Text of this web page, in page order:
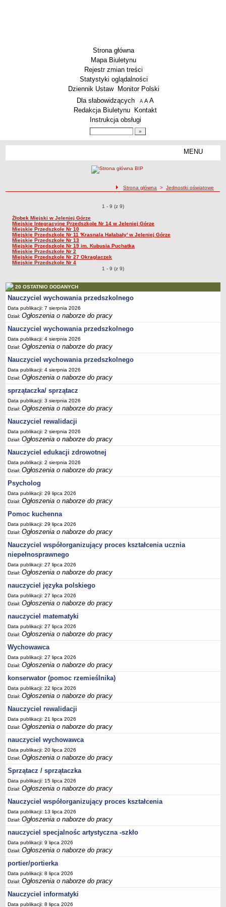
Strona główna
Mapa Biuletynu
Rejestr zmian treści
Statystyki oglądalności
Dziennik Ustaw
Monitor Polski
Menu dodatkowe
Dla słabowidzących A pomniejsz czcionkę
A standardowy rozmiar czcionki
A
Redakcja Biuletynu
Kontakt
Instrukcja obsługi
MENU
Inne placówki
PRACA W PLACÓWKACH OŚWIATWYCH
ZARZĄDZENIA
PRZETARGI
2019
2020
2021
2022
2023
2024
2025
OGŁOSZENIA
DEKLARACJA DOSTĘPNOŚCI
2021
2025
RAPORTY O STANIE DOSTĘPNOŚCI
ścieżka nawigacji
Strona główna >Jednostki oświatowe
1 - 9 (z 9)
Żłobek Miejski w Jeleniej Górze
Miejskie Integracyjne Przedszkole Nr 14 w Jeleniej Górze
Miejskie Przedszkole Nr 10
Miejskie Przedszkole Nr 11 'Krasnala Hałabały' w Jeleniej Górze
Miejskie Przedszkole Nr 13
Miejskie Przedszkole Nr 19 im. Kubusia Puchatka
Miejskie Przedszkole Nr 2
Miejskie Przedszkole Nr 27 Okraglaczek
Miejskie Przedszkole Nr 4
1 - 9 (z 9)
20 OSTATNIO DODANYCH
Nauczyciel wychowania przedszkolnego
Data publikacji: 7 sierpnia 2026
Dział:Ogłoszenia o naborze do pracy
Nauczyciel wychowania przedszkolnego
Data publikacji: 4 sierpnia 2026
Dział:Ogłoszenia o naborze do pracy
Nauczyciel wychowania przedszkolnego
Data publikacji: 4 sierpnia 2026
Dział:Ogłoszenia o naborze do pracy
sprzątaczka/ sprzątacz
Data publikacji: 3 sierpnia 2026
Dział:Ogłoszenia o naborze do pracy
Nauczyciel rewalidacji
Data publikacji: 2 sierpnia 2026
Dział:Ogłoszenia o naborze do pracy
Nauczyciel edukacji zdrowotnej
Data publikacji: 2 sierpnia 2026
Dział:Ogłoszenia o naborze do pracy
Psycholog
Data publikacji: 29 lipca 2026
Dział:Ogłoszenia o naborze do pracy
Pomoc kuchenna
Data publikacji: 29 lipca 2026
Dział:Ogłoszenia o naborze do pracy
Nauczyciel współorganizujący proces kształcenia ucznia
niepełnosprawnego
Data publikacji: 27 lipca 2026
Dział:Ogłoszenia o naborze do pracy
nauczyciel języka polskiego
Data publikacji: 27 lipca 2026
Dział:Ogłoszenia o naborze do pracy
nauczyciel matematyki
Data publikacji: 27 lipca 2026
Dział:Ogłoszenia o naborze do pracy
Wychowawca
Data publikacji: 27 lipca 2026
Dział:Ogłoszenia o naborze do pracy
konserwator (pomoc rzemieślnika)
Data publikacji: 22 lipca 2026
Dział:Ogłoszenia o naborze do pracy
Nauczyciel rewalidacji
Data publikacji: 21 lipca 2026
Dział:Ogłoszenia o naborze do pracy
nauczyciel wychowawca
Data publikacji: 20 lipca 2026
Dział:Ogłoszenia o naborze do pracy
Sprzątacz / sprzątaczka
Data publikacji: 15 lipca 2026
Dział:Ogłoszenia o naborze do pracy
Nauczyciel współorganizujący proces kształcenia
Data publikacji: 13 lipca 2026
Dział:Ogłoszenia o naborze do pracy
nauczyciel specjalnośc artystyczna -szkło
Data publikacji: 9 lipca 2026
Dział:Ogłoszenia o naborze do pracy
portier/portierka
Data publikacji: 8 lipca 2026
Dział:Ogłoszenia o naborze do pracy
Nauczyciel informatyki
Data publikacji: 8 lipca 2026